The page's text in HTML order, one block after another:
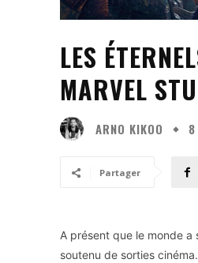
LES
MARVEL
ARNO KIKOO
Partager
A présent que le monde a
soutenu de sorties